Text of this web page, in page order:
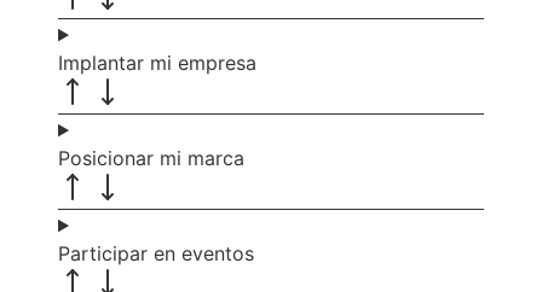
Implantar mi empresa
Posicionar mi marca
Participar en eventos